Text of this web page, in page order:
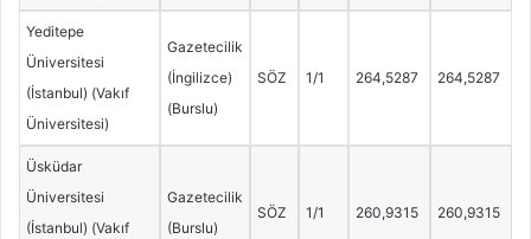
Yeditepe
Üniversitesi
(İstanbul) (Vakıf
Üniversitesi)
Gazetecilik
(İngilizce)
(Burslu)
SÖZ 1/1 264,5287 264,5287
Üsküdar
Üniversitesi
(İstanbul) (Vakıf
Gazetecilik
(Burslu)
SÖZ 1/1 260,9315 260,9315